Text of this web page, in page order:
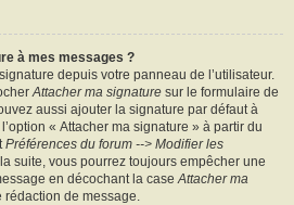
à mes messages ?
depuis votre panneau de l’utilisateur.
Attacher ma signature sur le formulaire de
aussi ajouter la signature par défaut à
« Attacher ma signature » à partir du
Préférences du forum --> Modifier les
suite, vous pourrez toujours empêcher une
en décochant la caseAttacher ma
rédaction de message.